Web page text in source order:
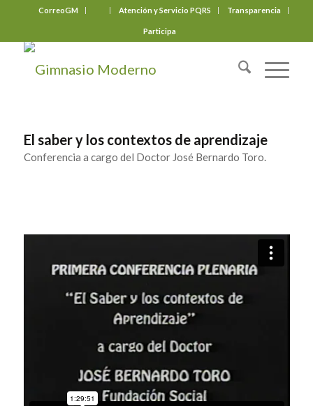
CorreoGM Atención y Servicio PQRS Transparencia
Participa
El saber y los contextos de aprendizaje
Conferencia a cargo del Doctor José Bernardo Toro.